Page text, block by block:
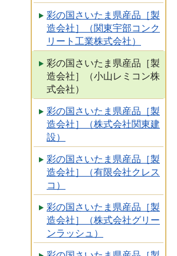
彩の国さいたま県産品［製
造会社］（関東宇部コンク
リート工業株式会社）
彩の国さいたま県産品［製
造会社］（小山レミコン株
式会社）
彩の国さいたま県産品［製
造会社］（株式会社関東建
設）
彩の国さいたま県産品［製
造会社］（有限会社クレス
コ）
彩の国さいたま県産品［製
造会社］（株式会社グリー
ンラッシュ）